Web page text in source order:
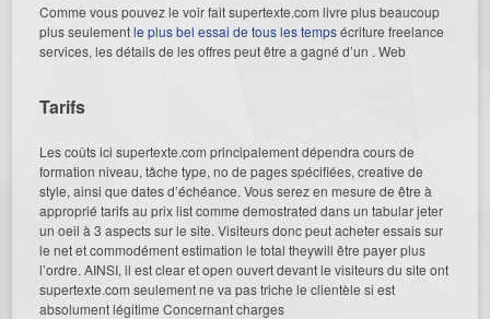
Comme vous pouvez le voir fait supertexte.com livre plus beaucoup
plus seulementle plus bel essai de tous les tempsécriture freelance
services, les détails de les offres peut être a gagné d’un . Web
Tarifs
Les coûts ici supertexte.com principalement dépendra cours de
formation niveau, tâche type, no de pages spécifiées, creative de
style, ainsi que dates d’échéance. Vous serez en mesure de être à
approprié tarifs au prix list comme demostrated dans un tabular jeter
un oeil à 3 aspects sur le site. Visiteurs donc peut acheter essais sur
le net et commodément estimation le total theywill être payer plus
l’ordre. AINSI, il est clear et open ouvert devant le visiteurs du site ont
supertexte.com seulement ne va pas triche le clientèle si est
absolument légitime Concernant charges